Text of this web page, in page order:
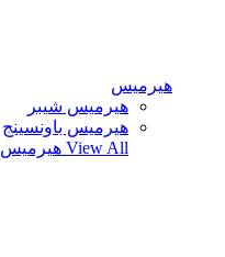
هيرميس
هيرميس شيبر
هيرميس باونسينج
View All هيرميس